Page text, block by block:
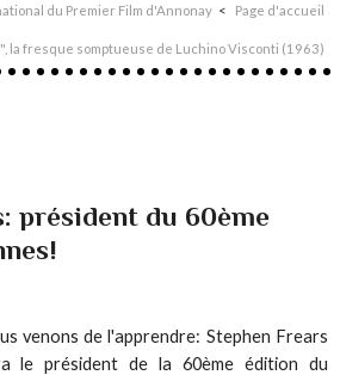
du Premier Film d'Annonay Page d'accueil
la fresque somptueuse de Luchino Visconti (1963)
président du 60ème
venons de l'apprendre: Stephen Frears
le président de la 60ème édition du